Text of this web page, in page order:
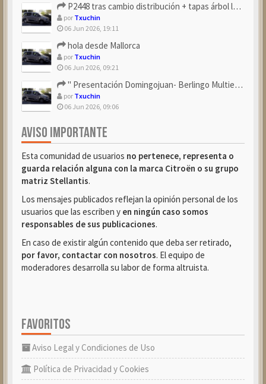
P2448 tras cambio distribución + tapas árbol levas
por Txuchin
06 Jun 2026, 19:11
hola desde Mallorca
por Txuchin
06 Jun 2026, 09:21
" Presentación Domingojuan- Berlingo Multiespace Blue ...
por Txuchin
06 Jun 2026, 09:06
AVISO IMPORTANTE
Esta comunidad de usuarios no pertenece, representa o
guarda relación alguna con la marca Citroën o su grupo
matriz Stellantis.
Los mensajes publicados reflejan la opinión personal de los
usuarios que las escriben y en ningún caso somos
responsables de sus publicaciones.
En caso de existir algún contenido que deba ser retirado,
por favor, contactar con nosotros. El equipo de
moderadores desarrolla su labor de forma altruista.
FAVORITOS
Aviso Legal y Condiciones de Uso
Política de Privacidad y Cookies